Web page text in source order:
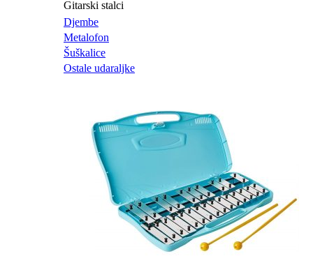
Gitarski stalci
Djembe
Metalofon
Šuškalice
Ostale udaraljke